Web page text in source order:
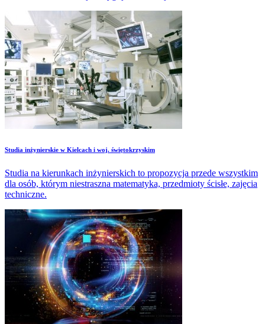
Studia inżynierskie w Kielcach i woj. świętokrzyskim
Studia na kierunkach inżynierskich to propozycja przede wszystkim
dla osób, którym niestraszna matematyka, przedmioty ścisłe, zajęcia
techniczne.